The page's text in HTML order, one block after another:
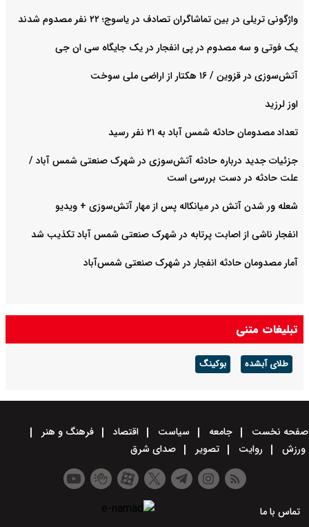
واژگونی تریلی در بین تماشاگران تصادف در یاسوج؛ ۲۲ نفر مصدوم شدند
یک فوتی و سه مصدوم در پی انفجار در یک جایگاه سی ان جی
آتش‌سوزی در قزوین / ۱۶ هکتار از اراضی ملی سوخت
اوز لرزید
تعداد مصدومان حادثه شمس آباد به ۲۱ نفر رسید
جزئیات جدید درباره حادثه آتش‌سوزی در شهرک صنعتی شمس آباد /
علت حادثه در دست بررسی است
شعله ور شدن آتش در میانکاله پس از مهار آتش‌سوزی + ویدیو
انفجار ناشی از اصابت پرتابه در شهرک صنعتی شمس آباد تکذیب شد
آمار مصدومان حادثه انفجار در شهرک صنعتی شمس‌آباد
تبلیغات متنی
طلای آبشده بوکینگ
صفحه نخست جامعه سیاست اقتصاد
فرهنگ و هنر
ورزش
روایت تصویر صدای شرق
تماس با ما